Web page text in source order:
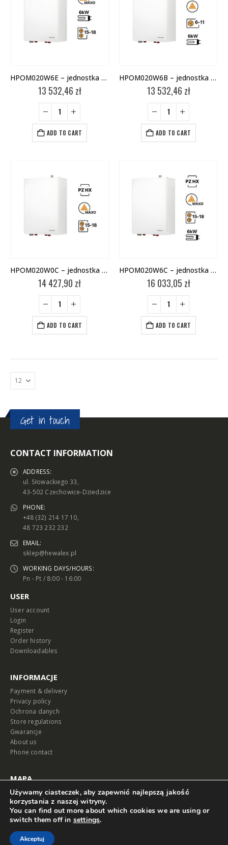
HPOM020W6E – jednostka wewnętrzna
13 532,46 zł
ADD TO CART
HPOM020W6B – jednostka wewnętrzna
13 532,46 zł
ADD TO CART
HPOM020W0C – jednostka wewnętrzna
14 427,90 zł
ADD TO CART
HPOM020W6C – jednostka wewnętrzna
16 033,05 zł
ADD TO CART
Get in touch
CONTACT INFORMATION
ADDRESS:
ul. Słowackiego 33,
43-502 Czechowice-Dziedzice
PHONE:
+48 (32) 214 17 10,
48 723 232 232
EMAIL:
sklep@hewalex.pl
WORKING DAYS/HOURS:
Pn - Pt / 8:00 - 16:00
USER
User account
Login
Register
Order history
Downloadables
INFORMACJE
Payment & delivery
Privacy policy
Ochrona danych
Store regulations
Gwarancje
About us
Phone contact
MAPA
© Hewalex 2023. Wszystkie prawa zastrzeżone
Używamy ciasteczek, aby zapewnić najlepszą jakość
korzystania z naszej witryny.
You can find out more about which cookies we are using or
switch them off in settings.
Akceptuj